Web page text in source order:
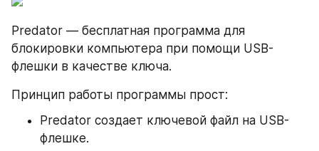
Predator — бесплатная программа для
блокировки компьютера при помощи USB-
флешки в качестве ключа.
Принцип работы программы прост:
Predator создает ключевой файл на USB-
флешке.